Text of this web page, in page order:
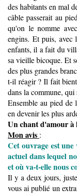
des habitants en mal
câble passerait au
qu'on le nomme
engins. Et puis,
enfants, il a fait du
sa vieille bicoque. Et
des plus grandes
t-il réagir ? Il fait
dans la commune,
Ensemble au pied
en devenir les plus
Un chant d'amour à
Mon avis :
Cet ouvrage est
actuel dans lequel
et où va-t-elle nous
Il y a deux jours,
vous ai publié un